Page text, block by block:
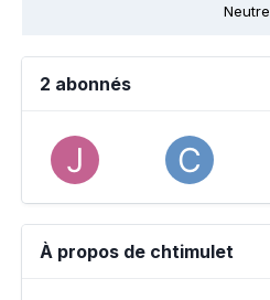
Neutre
2 abonnés
À propos de chtimulet